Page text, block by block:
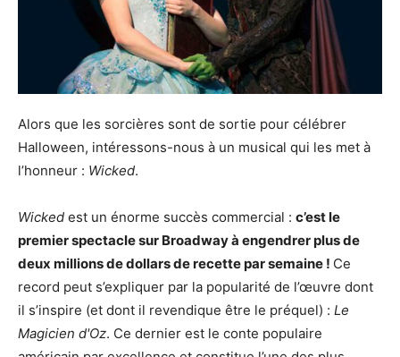
Alors que les sorcières sont de sortie pour célébrer
Halloween, intéressons-nous à un musical qui les met à
l’honneur : Wicked.
Wicked est un énorme succès commercial : c’est le
premier spectacle sur Broadway à engendrer plus de
deux millions de dollars de recette par semaine ! Ce
record peut s’expliquer par la popularité de l’œuvre dont
il s’inspire (et dont il revendique être le préquel) : Le
Magicien d'Oz. Ce dernier est le conte populaire